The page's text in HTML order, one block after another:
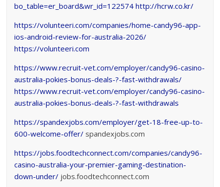
bo_table=er_board&wr_id=122574 http://hcrw.co.kr/
https://volunteeri.com/companies/home-candy96-app-
ios-android-review-for-australia-2026/
https://volunteeri.com
https://www.recruit-vet.com/employer/candy96-casino-
australia-pokies-bonus-deals-?-fast-withdrawals/
https://www.recruit-vet.com/employer/candy96-casino-
australia-pokies-bonus-deals-?-fast-withdrawals
https://spandexjobs.com/employer/get-18-free-up-to-
600-welcome-offer/ spandexjobs.com
https://jobs.foodtechconnect.com/companies/candy96-
casino-australia-your-premier-gaming-destination-
down-under/ jobs.foodtechconnect.com